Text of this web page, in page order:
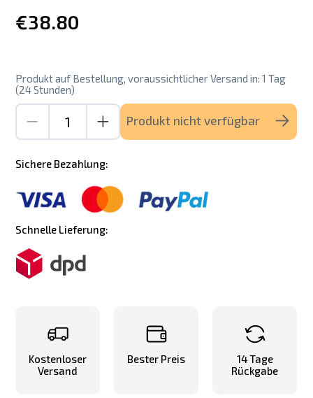
€38.80
Produkt auf Bestellung, voraussichtlicher Versand in: 1 Tag
(24 Stunden)
Produkt nicht verfügbar
Sichere Bezahlung:
Schnelle Lieferung:
Kostenloser
Versand
Bester Preis
14 Tage
Rückgabe